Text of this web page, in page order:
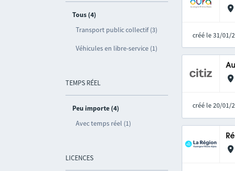
Tous (4)
Transport public collectif (3)
Véhicules en libre-service (1)
TEMPS RÉEL
Peu importe (4)
Avec temps réel (1)
LICENCES
créé le 31/01/
créé le 20/01/